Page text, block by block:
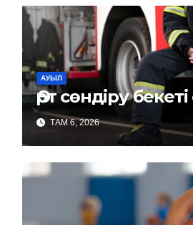
АУЫЛ
Өрт сөндіру
ТАМ 6, 2026